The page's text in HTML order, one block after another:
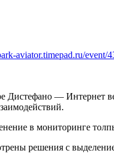
aviator.timepad.ru/event/
Дистефано —
в мониторинге
решения с